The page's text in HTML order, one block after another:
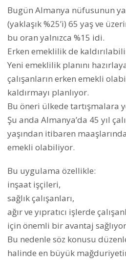
Bugün Almanya nüfusunun
(yaklaşık %25’i) 65 yaş ve
bu oran yalnızca %15 idi.
Erken emeklilik de
Yeni emeklilik planını
çalışanların erken emekli
kaldırmayı planlıyor.
Bu öneri ülkede tartışmalara
Şu anda Almanya’da 45 yıl
yaşından itibaren
emekli olabiliyor.
Bu uygulama özellikle:
inşaat işçileri,
sağlık çalışanları,
ağır ve yıpratıcı işlerde
için önemli bir avantaj
Bu nedenle söz konusu
halinde en büyük